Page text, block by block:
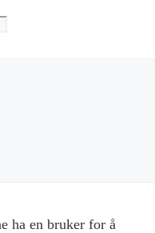
ha en bruker for å